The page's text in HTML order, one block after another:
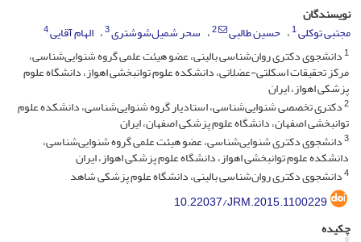
نویسندگان
مجتبی توکلی1 حسین طالبی 2 سحر شمیل‌شوشتری3 الهام آقایی4
1دانشجوی دکتری روان‌شناسی بالینی، عضو هیئت علمی گروه شنوایی‌شناسی،
مرکز تحقیقات اسکلتی-عضلانی، دانشکده علوم توانبخشی اهواز، دانشگاه علوم
پزشکی اهواز، ایران
2دکتری تخصصی شنوایی‌شناسی، استادیار گروه شنوایی‌شناسی، دانشکده علوم
توانبخشی اصفهان، دانشگاه علوم پزشکی اصفهان، ایران
3دانشجوی دکتری شنوایی‌شناسی، عضو هیئت علمی گروه شنوایی‌شناسی،
دانشکده علوم توانبخشی اهواز، دانشگاه علوم پزشکی اهواز، ایران
4دانشجوی دکتری روان‌شناسی بالینی، دانشگاه علوم پزشکی شاهد
10.22037/JRM.2015.1100229
چکیده